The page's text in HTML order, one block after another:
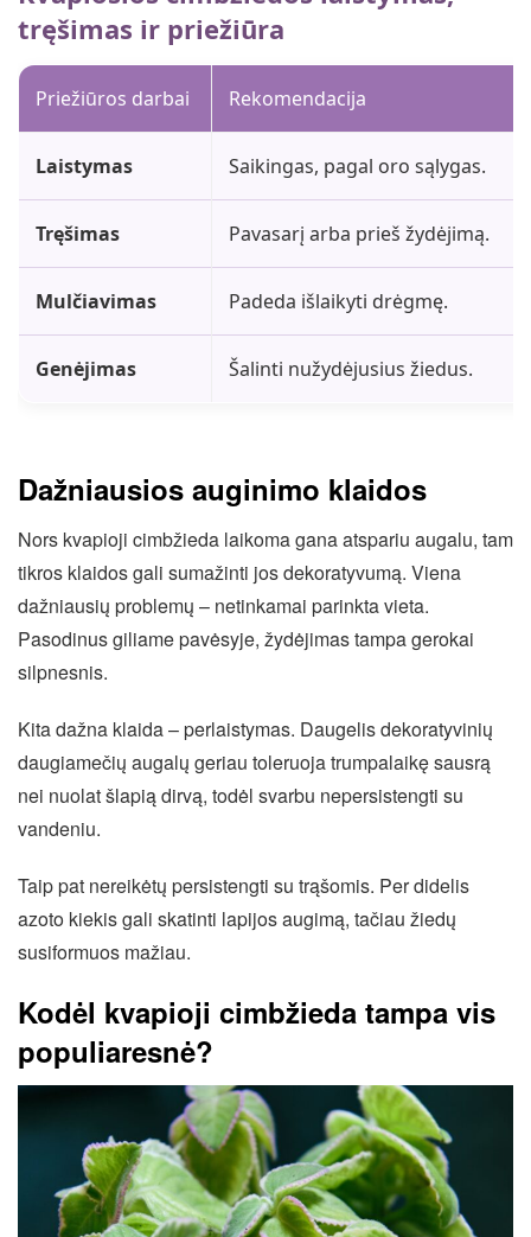
tręšimas ir priežiūra
Priežiūros darbai Rekomendacija
Laistymas Saikingas, pagal oro sąlygas.
Tręšimas Pavasarį arba prieš žydėjimą.
Mulčiavimas Padeda išlaikyti drėgmę.
Genėjimas Šalinti nužydėjusius žiedus.
Dažniausios auginimo klaidos
Nors kvapioji cimbžieda laikoma gana atspariu augalu, tam
tikros klaidos gali sumažinti jos dekoratyvumą. Viena
dažniausių problemų – netinkamai parinkta vieta.
Pasodinus giliame pavėsyje, žydėjimas tampa gerokai
silpnesnis.
Kita dažna klaida – perlaistymas. Daugelis dekoratyvinių
daugiamečių augalų geriau toleruoja trumpalaikę sausrą
nei nuolat šlapią dirvą, todėl svarbu nepersistengti su
vandeniu.
Taip pat nereikėtų persistengti su trąšomis. Per didelis
azoto kiekis gali skatinti lapijos augimą, tačiau žiedų
susiformuos mažiau.
Kodėl kvapioji cimbžieda tampa vis
populiaresnė?